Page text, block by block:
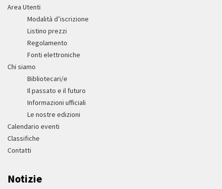
Area Utenti
Modalità d’iscrizione
Listino prezzi
Regolamento
Fonti elettroniche
Chi siamo
Bibliotecari/e
Il passato e il futuro
Informazioni ufficiali
Le nostre edizioni
Calendario eventi
Classifiche
Contatti
Notizie